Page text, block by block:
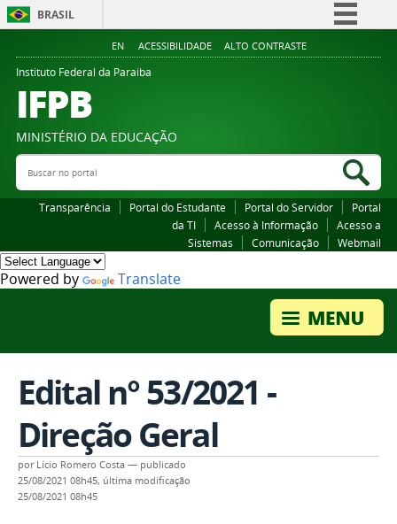
BRASIL
Simplifique!
Legislação
EN ACESSIBILIDADE ALTO CONTRASTE
Instituto Federal da Paraiba
IFPB
MINISTÉRIO DA EDUCAÇÃO
Buscar no portal
Transparência Portal do Estudante Portal do Servidor
Portal
da TI
Acesso à Informação
Acesso a
Sistemas
Comunicação Webmail
Powered by Translate
Edital n° 53/2021 -
Direção Geral
por Lício Romero Costa — publicado
25/08/2021 08h45, última modificação
25/08/2021 08h45